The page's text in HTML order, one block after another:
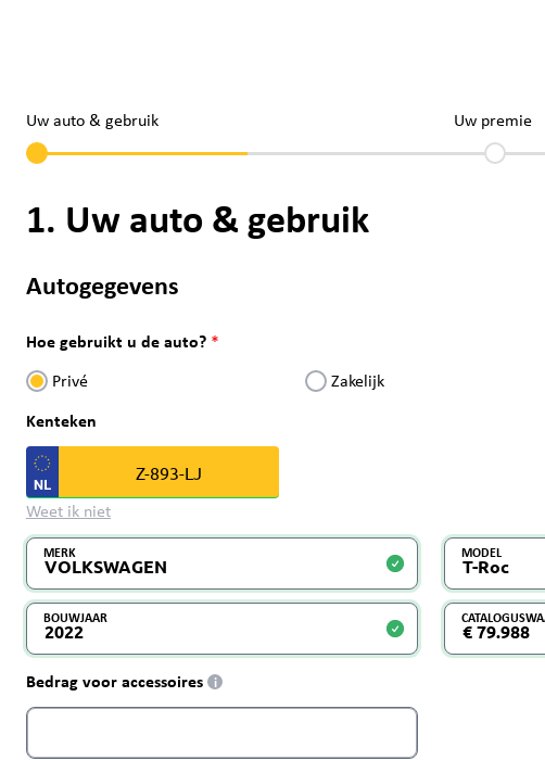
Uw auto & gebruik Uw premie
1. Uw auto & gebruik
Autogegevens
Hoe gebruikt u de auto?
Privé Zakelijk
Kenteken
Weet ik niet
MERK MODEL
BOUWJAAR
Bedrag voor accessoires i